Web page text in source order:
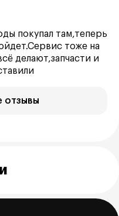
покупал там,теперь
тоже на
делают,запчасти и
отзывы